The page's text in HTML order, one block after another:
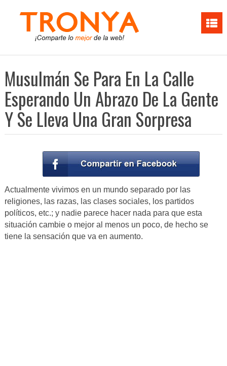
Musulmán Se Para En La Calle
Esperando Un Abrazo De La Gente
Y Se Lleva Una Gran Sorpresa
Actualmente vivimos en un mundo separado por las
religiones, las razas, las clases sociales, los partidos
políticos, etc.; y nadie parece hacer nada para que esta
situación cambie o mejor al menos un poco, de hecho se
tiene la sensación que va en aumento.